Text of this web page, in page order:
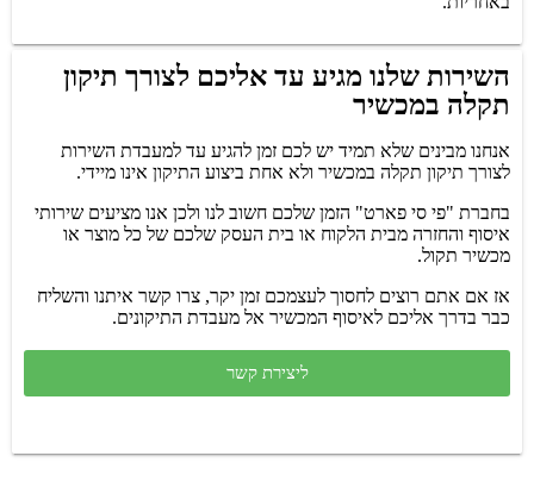
השירות שלנו מגיע עד אליכם לצורך תיקון
תקלה במכשיר
אנחנו מבינים שלא תמיד יש לכם זמן להגיע עד למעבדת השירות
לצורך תיקון תקלה במכשיר ולא אחת ביצוע התיקון אינו מיידי.
בחברת "פי סי פארט" הזמן שלכם חשוב לנו ולכן אנו מציעים שירותי
איסוף והחזרה מבית הלקוח או בית העסק שלכם של כל מוצר או
מכשיר תקול.
אז אם אתם רוצים לחסוך לעצמכם זמן יקר, צרו קשר איתנו והשליח
כבר בדרך אליכם לאיסוף המכשיר אל מעבדת התיקונים.
ליצירת קשר